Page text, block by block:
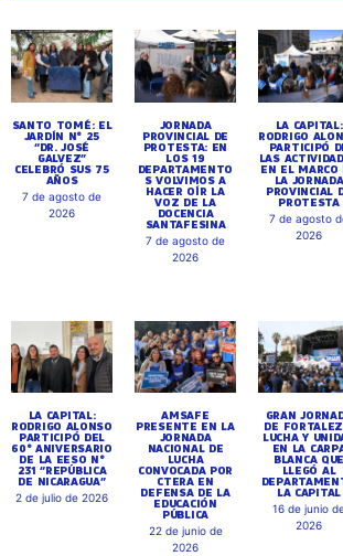
SANTO TOMÉ: EL
JARDÍN N° 25
“DR. JOSÉ
GALVEZ”
CELEBRÓ SUS 75
AÑOS
7 de agosto de
2026
JORNADA
PROVINCIAL DE
PROTESTA: EN
LOS 19
DEPARTAMENTO
S VOLVIMOS A
HACER OÍR LA
VOZ DE LA
DOCENCIA
SANTAFESINA
7 de agosto de
2026
LA CAPITAL:
RODRIGO
PARTICIPÓ
LAS
EN EL MARCO
LA JORNADA
PROVINCIAL
PROTESTA
7 de agosto
2026
LA CAPITAL:
RODRIGO ALONSO
PARTICIPÓ DEL
60° ANIVERSARIO
DE LA EESO N°
231 “REPÚBLICA
DE NICARAGUA”
2 de julio de 2026
AMSAFE
PRESENTE EN LA
JORNADA
NACIONAL DE
LUCHA
CONVOCADA POR
CTERA EN
DEFENSA DE LA
EDUCACIÓN
PÚBLICA
22 de junio de
2026
GRAN
DE
LUCHA Y
EN LA
BLANCA QUE
LLEGÓ AL
LA CAPITAL
16 de junio
2026